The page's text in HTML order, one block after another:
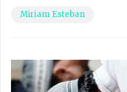
Miriam Esteban